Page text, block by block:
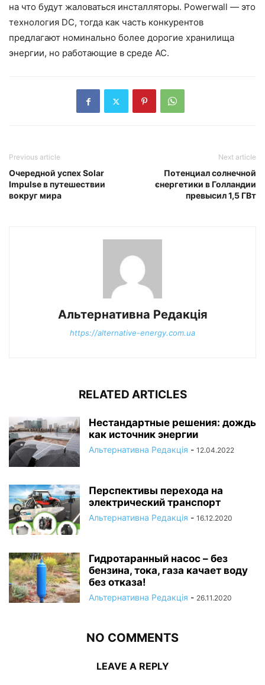
на что будут жаловаться инсталляторы. Powerwall — это
технология DC, тогда как часть конкурентов
предлагают номинально более дорогие хранилища
энергии, но работающие в среде AC.
Previous article
Очередной успех Solar
Impulse в путешествии
вокруг мира
Next article
Потенциал солнечной
єнергетики в Голландии
превысил 1,5 ГВт
Альтернативна Редакція
https://alternative-energy.com.ua
RELATED ARTICLES
Нестандартные решения: дождь
как источник энергии
Альтернативна Редакція - 12.04.2022
Перспективы перехода на
электрический транспорт
Альтернативна Редакція - 16.12.2020
Гидротаранный насос – без
бензина, тока, газа качает воду
без отказа!
Альтернативна Редакція - 26.11.2020
NO COMMENTS
LEAVE A REPLY